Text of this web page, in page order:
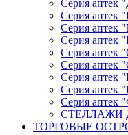
Серия
Серия
Серия
Серия
Серия аптек
Серия
Серия
Серия
Серия
СТЕЛЛАЖИ
ТОРГОВЫЕ